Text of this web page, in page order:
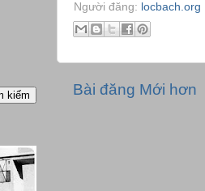
Người đăng: locbach.org
Bài đăng Mới hơn